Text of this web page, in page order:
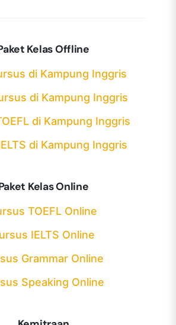
Kelas Offline
di Kampung Inggris
di Kampung Inggris
di Kampung Inggris
di Kampung Inggris
Kelas Online
TOEFL Online
IELTS Online
Grammar Online
Speaking Online